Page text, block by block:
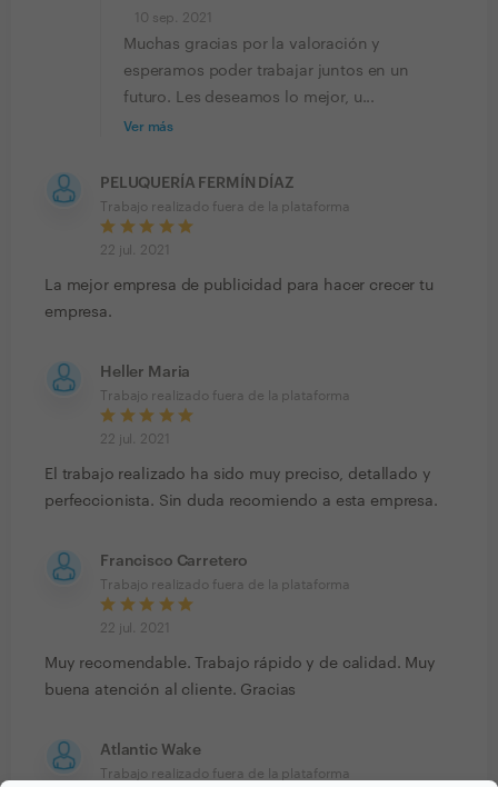
10 sep. 2021
Muchas gracias por la valoración y
esperamos poder trabajar juntos en un
futuro. Les deseamos lo mejor, u...
Ver más
PELUQUERÍA FERMÍN DÍAZ
Trabajo realizado fuera de la plataforma
22 jul. 2021
La mejor empresa de publicidad para hacer crecer tu
empresa.
Heller Maria
Trabajo realizado fuera de la plataforma
22 jul. 2021
El trabajo realizado ha sido muy preciso, detallado y
perfeccionista. Sin duda recomiendo a esta empresa.
Francisco Carretero
Trabajo realizado fuera de la plataforma
22 jul. 2021
Muy recomendable. Trabajo rápido y de calidad. Muy
buena atención al cliente. Gracias
Atlantic Wake
Trabajo realizado fuera de la plataforma